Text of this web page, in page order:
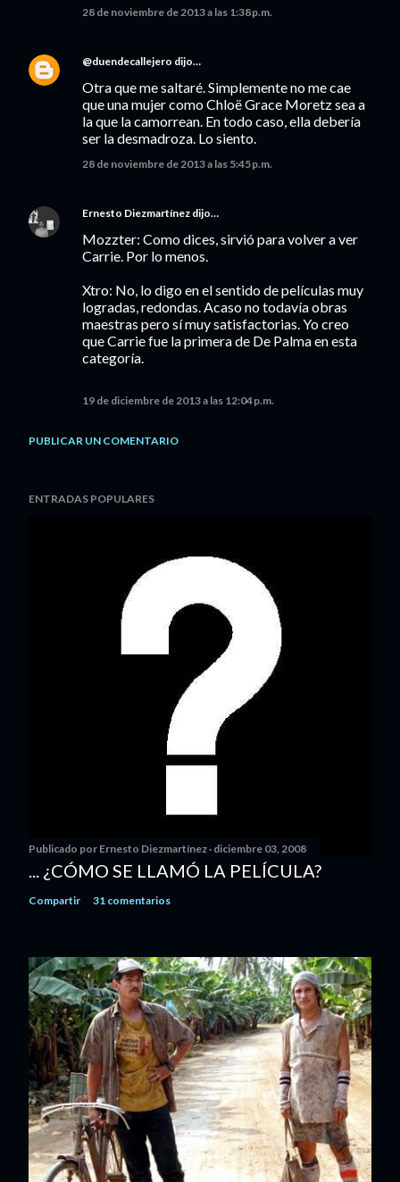
28 de noviembre de 2013 a las 1:38 p.m.
@duendecallejero dijo…
Otra que me saltaré. Simplemente no me cae
que una mujer como Chloë Grace Moretz sea a
la que la camorrean. En todo caso, ella debería
ser la desmadroza. Lo siento.
28 de noviembre de 2013 a las 5:45 p.m.
Ernesto Diezmartínez dijo…
Mozzter: Como dices, sirvió para volver a ver
Carrie. Por lo menos.
Xtro: No, lo digo en el sentido de películas muy
logradas, redondas. Acaso no todavía obras
maestras pero sí muy satisfactorias. Yo creo
que Carrie fue la primera de De Palma en esta
categoría.
19 de diciembre de 2013 a las 12:04 p.m.
PUBLICAR UN COMENTARIO
ENTRADAS POPULARES
Publicado por Ernesto Diezmartínez diciembre 03, 2008
... ¿CÓMO SE LLAMÓ LA PELÍCULA?
Compartir 31 comentarios